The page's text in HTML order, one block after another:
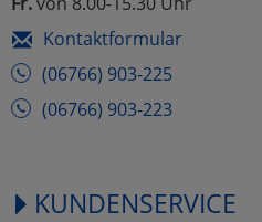
Kontaktformular
(06766) 903-225
(06766) 903-223
KUNDENSERVICE